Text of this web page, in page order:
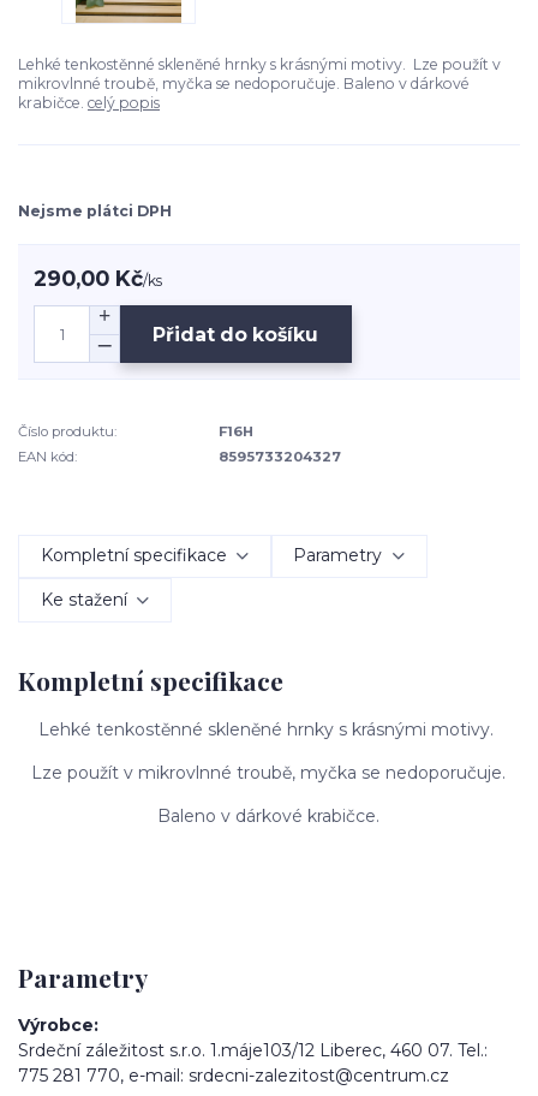
Lehké tenkostěnné skleněné hrnky s krásnými motivy. Lze použít v
mikrovlnné troubě, myčka se nedoporučuje. Baleno v dárkové
krabičce. celý popis
Nejsme plátci DPH
290,00 Kč/ks
Přidat do košíku
Číslo produktu:
F16H
EAN kód:
8595733204327
Kompletní specifikace Parametry
Ke stažení
Kompletní specifikace
Lehké tenkostěnné skleněné hrnky s krásnými motivy.
Lze použít v mikrovlnné troubě, myčka se nedoporučuje.
Baleno v dárkové krabičce.
Parametry
Výrobce
Srdeční záležitost s.r.o. 1.máje103/12 Liberec, 460 07. Tel.:
775 281 770, e-mail: srdecni-zalezitost@centrum.cz